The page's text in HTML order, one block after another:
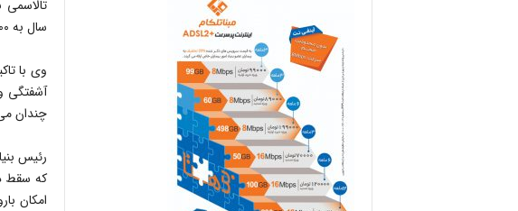
ص
سال به ۲۰۰ نفر در سال رسیده است و آمار مشابه در سایر بیماری ها ی که مورد غربالگری قرار می گیرند.
وی با
آشفتگی
چندان
رئیس
که سقط
امکان